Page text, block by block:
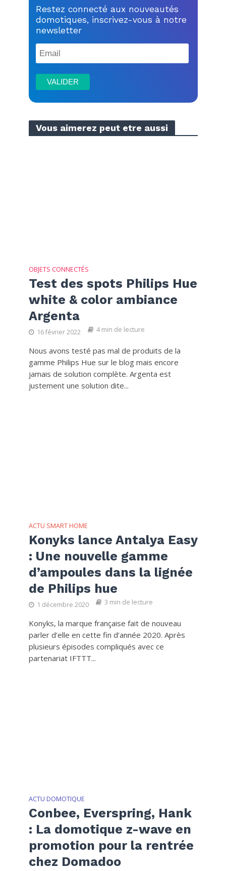
Restez connecté aux nouveautés
domotiques, inscrivez-vous à notre
newsletter
Vous aimerez peut etre aussi
OBJETS CONNECTÉS
Test des spots Philips Hue
white & color ambiance
Argenta
16 février 2022 4 min de lecture
Nous avons testé pas mal de produits de la
gamme Philips Hue sur le blog mais encore
jamais de solution complète. Argenta est
justement une solution dite...
ACTU SMART HOME
Konyks lance Antalya Easy
: Une nouvelle gamme
d’ampoules dans la lignée
de Philips hue
1 décembre 2020 3 min de lecture
Konyks, la marque française fait de nouveau
parler d’elle en cette fin d’année 2020. Après
plusieurs épisodes compliqués avec ce
partenariat IFTTT...
ACTU DOMOTIQUE
Conbee, Everspring, Hank
: La domotique z-wave en
promotion pour la rentrée
chez Domadoo